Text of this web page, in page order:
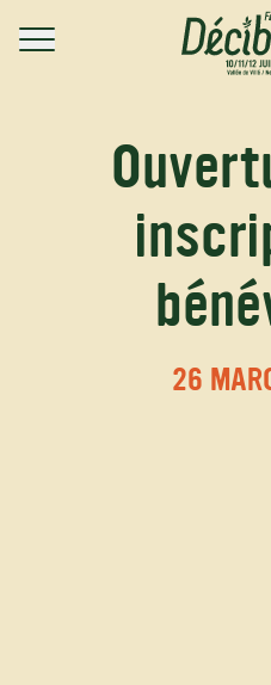
Aller au contenu principal
26